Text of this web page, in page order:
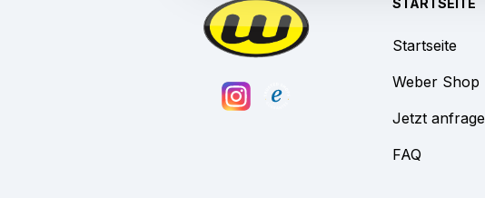
STARTSEITE
Startseite
Weber Shop
Jetzt
FAQ